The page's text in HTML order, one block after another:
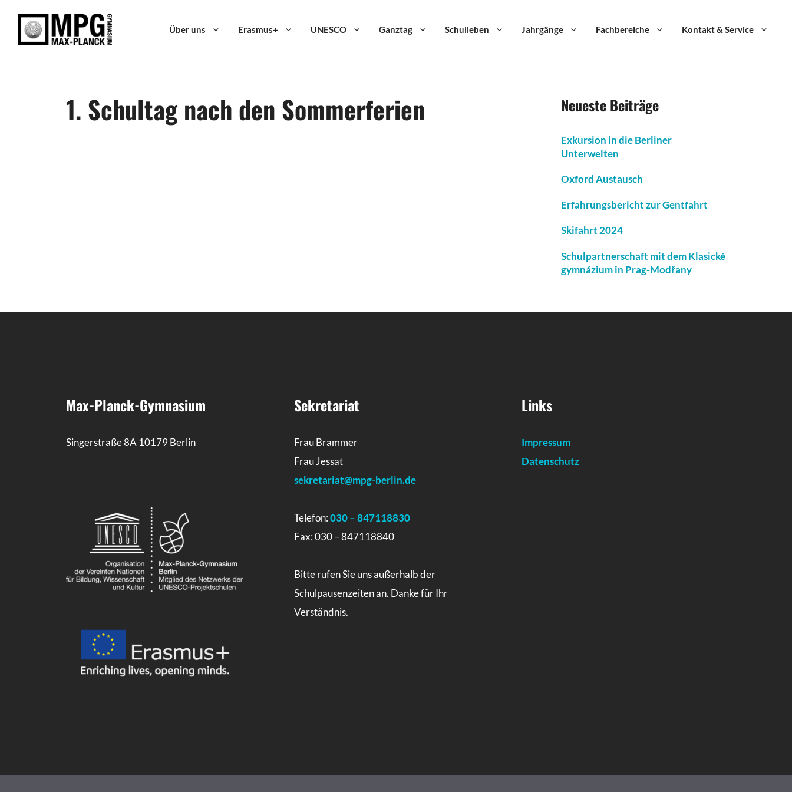
springen
Über uns Erasmus+ UNESCO Ganztag Schulleben Jahrgänge Fachbereiche Kontakt & Service
1. Schultag nach den Sommerferien Neueste Beiträge
Exkursion in die Berliner
Unterwelten
Oxford Austausch
Erfahrungsbericht zur Gentfahrt
Skifahrt 2024
Schulpartnerschaft mit dem Klasické
gymnázium in Prag-Modřany
Max-Planck-Gymnasium
Singerstraße 8A 10179 Berlin
Sekretariat
Frau Brammer
Frau Jessat
sekretariat@mpg-berlin.de
Telefon:030 – 847118830
Fax: 030 – 847118840
Bitte rufen Sie uns außerhalb der
Schulpausenzeiten an. Danke für Ihr
Verständnis.
Links
Impressum
Datenschutz